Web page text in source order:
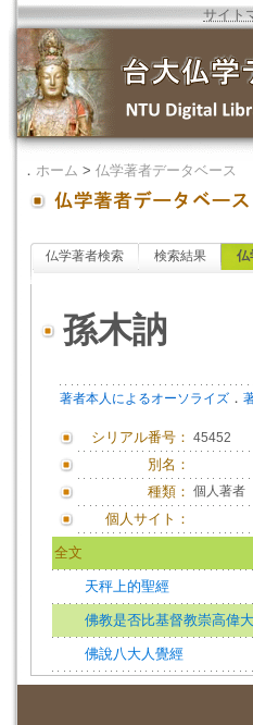
サイト
． ホーム > 仏学著者データベース
仏学著者検索 検索結果 仏
孫木訥
著者本人によるオーソライズ ．
シリアル番号： 45452
別名：
種類： 個人著者
個人サイト：
全文
天秤上的聖經
佛教是否比基督教崇高偉
佛說八大人覺經